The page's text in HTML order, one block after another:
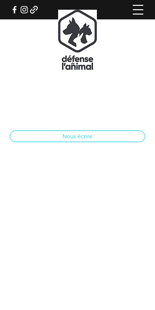
REFUGE CANIN DE SISTERON
Association qui œuvre pour le bien-être
Nous écrire